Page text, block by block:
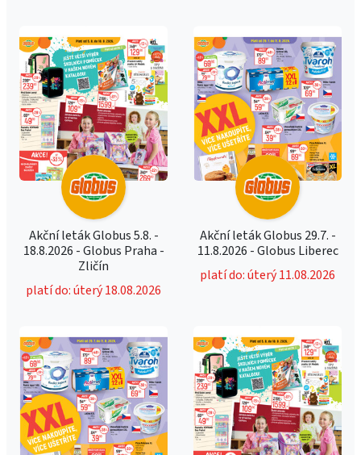
Akční leták Globus 5.8. -
18.8.2026 - Globus Praha -
Zličín
platí do: úterý 18.08.2026
Akční leták Globus 29.7. -
11.8.2026 - Globus Liberec
platí do: úterý 11.08.2026